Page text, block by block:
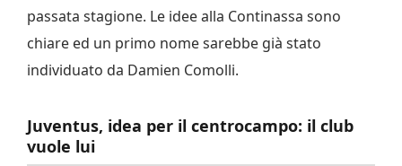
passata stagione. Le idee alla Continassa sono
chiare ed un primo nome sarebbe già stato
individuato da Damien Comolli.
Juventus, idea per il centrocampo: il club
vuole lui